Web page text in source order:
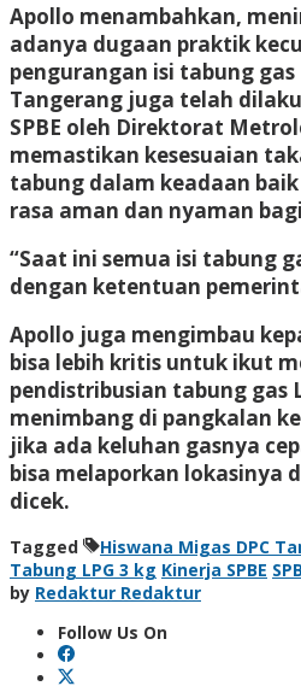
Apollo menambahkan,
adanya dugaan praktik
pengurangan isi tabung gas
Tangerang juga telah
SPBE oleh Direktorat
memastikan kesesuaian
tabung dalam keadaan
rasa aman dan nyaman
“Saat ini semua isi tabung
dengan ketentuan
Apollo juga mengimbau
bisa lebih kritis untuk ikut
pendistribusian tabung gas
menimbang di pangkalan
jika ada keluhan gasnya
bisa melaporkan lokasinya
dicek.
Tagged Hiswana Migas DPC
Tabung LPG 3 kg Kinerja SPBE
by Redaktur Redaktur
Follow Us On